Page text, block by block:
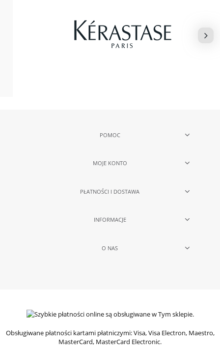
POMOC
MOJE KONTO
PŁATNOŚCI I DOSTAWA
INFORMACJE
O NAS
Obsługiwane płatności kartami płatniczymi: Visa, Visa Electron, Maestro,
MasterCard, MasterCard Electronic.